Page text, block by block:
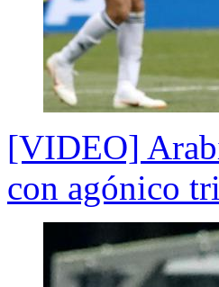
[VIDEO]
con agónico